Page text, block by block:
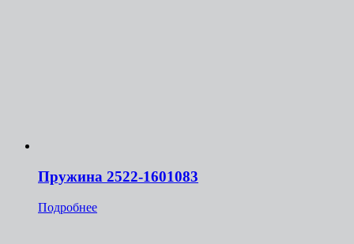
Пружина 2522-1601083
Подробнее